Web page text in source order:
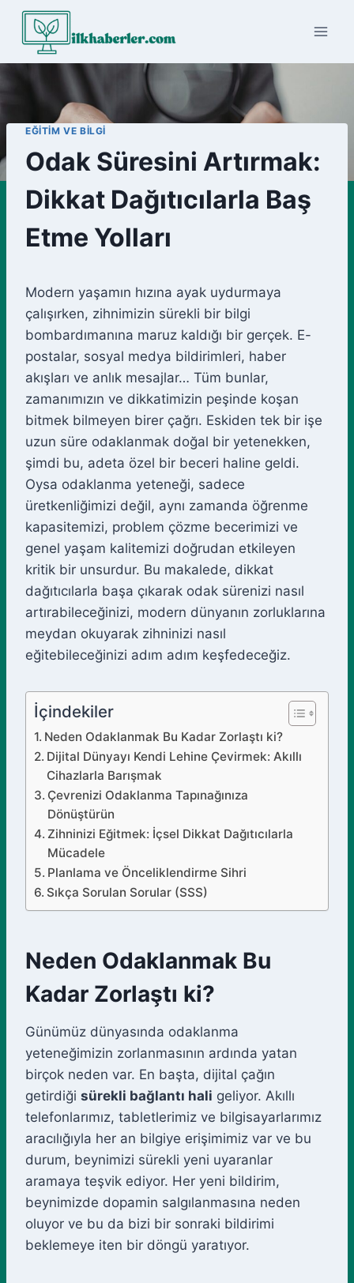
Skip
content
EĞITIM VE BILGI
Odak Süresini Artırmak:
Dikkat Dağıtıcılarla Baş
Etme Yolları
Modern yaşamın hızına ayak uydurmaya
çalışırken, zihnimizin sürekli bir bilgi
bombardımanına maruz kaldığı bir gerçek. E-
postalar, sosyal medya bildirimleri, haber
akışları ve anlık mesajlar… Tüm bunlar,
zamanımızın ve dikkatimizin peşinde koşan
bitmek bilmeyen birer çağrı. Eskiden tek bir işe
uzun süre odaklanmak doğal bir yetenekken,
şimdi bu, adeta özel bir beceri haline geldi.
Oysa odaklanma yeteneği, sadece
üretkenliğimizi değil, aynı zamanda öğrenme
kapasitemizi, problem çözme becerimizi ve
genel yaşam kalitemizi doğrudan etkileyen
kritik bir unsurdur. Bu makalede, dikkat
dağıtıcılarla başa çıkarak odak sürenizi nasıl
artırabileceğinizi, modern dünyanın zorluklarına
meydan okuyarak zihninizi nasıl
eğitebileceğinizi adım adım keşfedeceğiz.
İçindekiler
Neden Odaklanmak Bu Kadar Zorlaştı ki?
Dijital Dünyayı Kendi Lehine Çevirmek: Akıllı
Cihazlarla Barışmak
Çevrenizi Odaklanma Tapınağınıza
Dönüştürün
Zihninizi Eğitmek: İçsel Dikkat Dağıtıcılarla
Mücadele
Planlama ve Önceliklendirme Sihri
Sıkça Sorulan Sorular (SSS)
Neden Odaklanmak Bu
Kadar Zorlaştı ki?
Günümüz dünyasında odaklanma
yeteneğimizin zorlanmasının ardında yatan
birçok neden var. En başta, dijital çağın
getirdiği sürekli bağlantı hali geliyor. Akıllı
telefonlarımız, tabletlerimiz ve bilgisayarlarımız
aracılığıyla her an bilgiye erişimimiz var ve bu
durum, beynimizi sürekli yeni uyaranlar
aramaya teşvik ediyor. Her yeni bildirim,
beynimizde dopamin salgılanmasına neden
oluyor ve bu da bizi bir sonraki bildirimi
beklemeye iten bir döngü yaratıyor.